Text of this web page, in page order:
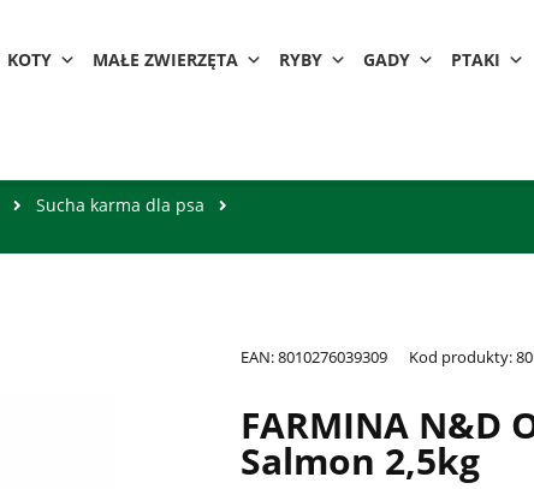
KOTY MAŁE ZWIERZĘTA RYBY GADY PTAKI
Sucha karma dla psa
EAN:8010276039309 Kod produkty:
FARMINA N&D
Salmon 2,5kg